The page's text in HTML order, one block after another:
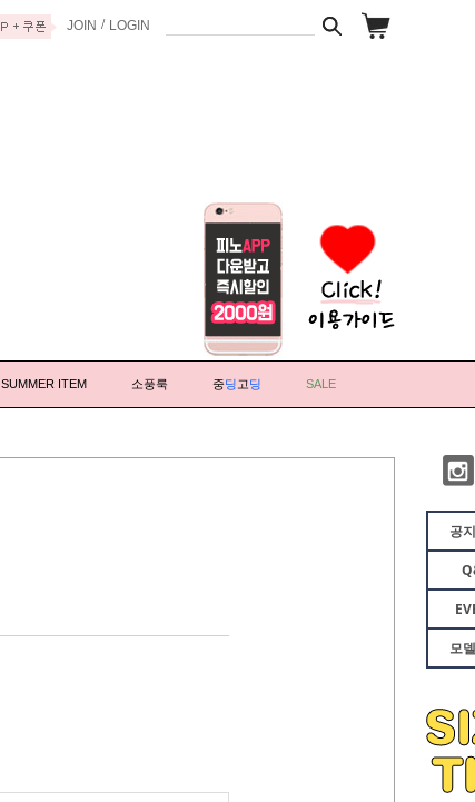
JOIN / LOGIN
공
모
SUMMER ITEM 소풍룩 중딩고딩 SALE